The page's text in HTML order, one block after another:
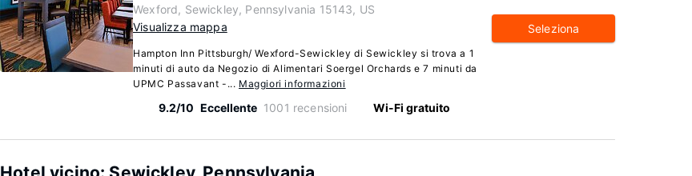
Wexford, Sewickley, Pennsylvania 15143, US
Visualizza mappa
Hampton Inn Pittsburgh/ Wexford-Sewickley di Sewickley si trova a 1
minuti di auto da Negozio di Alimentari Soergel Orchards e 7 minuti da
UPMC Passavant -... Maggiori informazioni
9.2/10 Eccellente 1001 recensioni Wi-Fi gratuito
Seleziona